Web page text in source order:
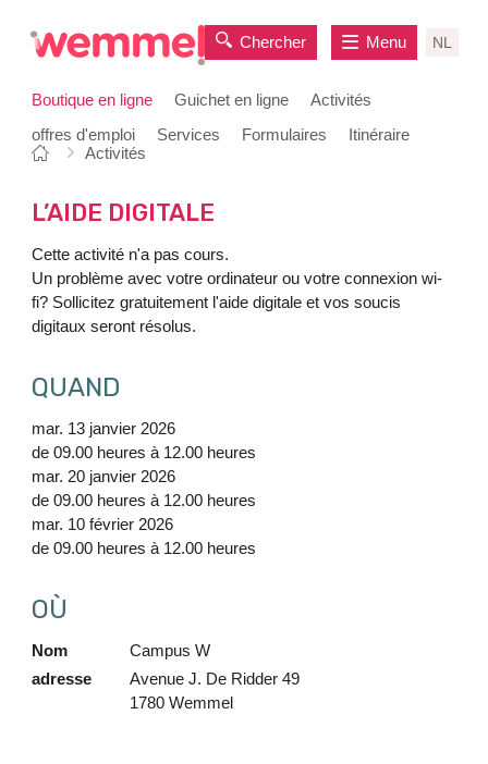
Boutique en ligne Guichet en ligne
Activités
offres d'emploi
Services Formulaires Itinéraire
Chercher NL
Menu
Vous
ici:
Page
départ
Activités
L’AIDE DIGITALE
Cette activité n'a pas cours.
Un problème avec votre ordinateur ou votre connexion wi-
fi? Sollicitez gratuitement l'aide digitale et vos soucis
digitaux seront résolus.
QUAND
mar. 13 janvier 2026
de 09.00 heures à 12.00 heures
mar. 20 janvier 2026
de 09.00 heures à 12.00 heures
mar. 10 février 2026
de 09.00 heures à 12.00 heures
OÙ
Nom
Campus W
adresse
Avenue J. De Ridder 49
1780 Wemmel